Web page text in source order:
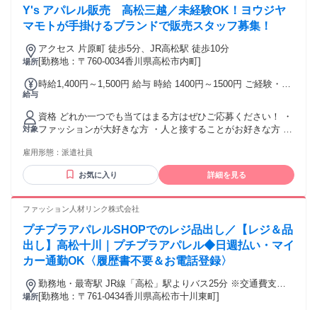
Y's アパレル販売 高松三越／未経験OK！ヨウジヤ
マモトが手掛けるブランドで販売スタッフ募集！
場所
アクセス 片原町 徒歩5分、JR高松駅 徒歩10分
[勤務地：〒760-0034香川県高松市内町]
給与
時給1,400円～1,500円 給与 時給 1400円～1500円 ご経験・ス
受け取れます（※上限、条件あり） 交通費：通勤交通費全額
支給
対象
資格 どれか一つでも当てはまる方はぜひご応募ください！ ・
ファッションが大好きな方 ・人と接することがお好きな方 ・
雇用形態： 派遣社員
お気に入り 詳細を見る
ファッション人材リンク株式会社
プチプラアパレルSHOPでのレジ品出し／【レジ＆品
出し】高松十川｜プチプラアパレル◆日週払い・マイ
カー通勤OK〈履歴書不要＆お電話登録〉
場所
勤務地・最寄駅 JR線「高松」駅よりバス25分 ※交通費支給
※マイカー通勤OK
[勤務地：〒761-0434香川県高松市十川東町]